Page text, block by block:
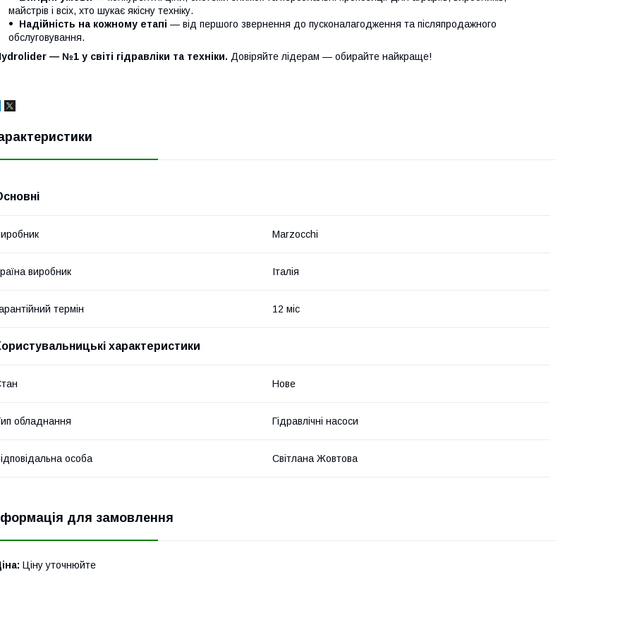
майстрів і всіх, хто шукає якісну техніку.
Надійність на кожному етапі — від першого звернення до пусконалагодження та післяпродажного
обслуговування.
— №1 у світі гідравліки та техніки. Довіряйте лідерам — обирайте найкраще!
Marzocchi
виробник Італія
термін 12 міс
характеристики
Нове
обладнання Гідравлічні насоси
особа Світлана Жовтова
для замовлення
Ціну уточнюйте